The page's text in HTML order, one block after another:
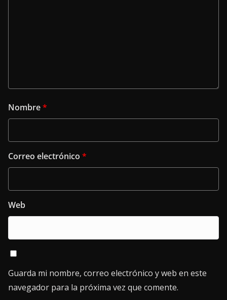
Nombre*
Correo electrónico *
Web
Guarda mi nombre, correo electrónico y web en este
navegador para la próxima vez que comente.